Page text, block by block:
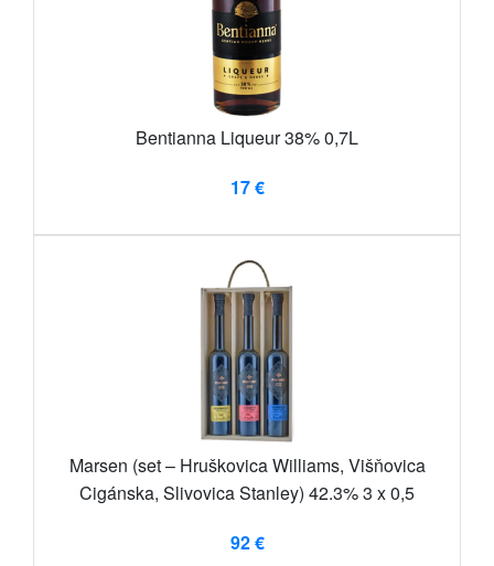
Bentianna Liqueur 38% 0,7L
17 €
Marsen (set – Hruškovica Williams, Višňovica
Cigánska, Slivovica Stanley) 42.3% 3 x 0,5
92 €